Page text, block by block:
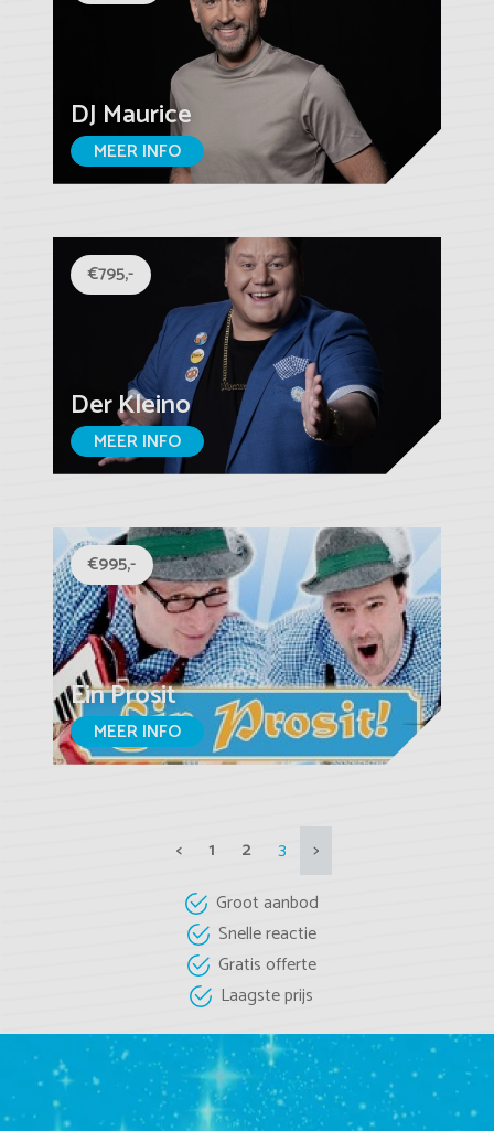
DJ Maurice
MEER INFO
€795,-
Der Kleino
MEER INFO
€995,-
Ein Prosit
MEER INFO
< 1 2 3
>
Groot aanbod
Snelle reactie
Gratis offerte
Laagste prijs